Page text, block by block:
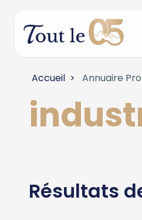
Accueil Annuaire Pro
Résultats